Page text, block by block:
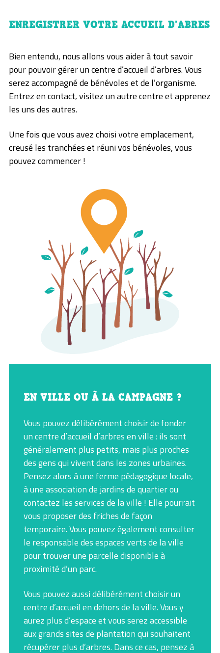
ENREGISTRER VOTRE ACCUEIL D'ABRES
Bien entendu, nous allons vous aider à tout savoir
pour pouvoir gérer un centre d’accueil d’arbres. Vous
serez accompagné de bénévoles et de l’organisme.
Entrez en contact, visitez un autre centre et apprenez
les uns des autres.
Une fois que vous avez choisi votre emplacement,
creusé les tranchées et réuni vos bénévoles, vous
pouvez commencer !
EN VILLE OU À LA CAMPAGNE ?
Vous pouvez délibérément choisir de fonder
un centre d’accueil d’arbres en ville : ils sont
généralement plus petits, mais plus proches
des gens qui vivent dans les zones urbaines.
Pensez alors à une ferme pédagogique locale,
à une association de jardins de quartier ou
contactez les services de la ville ! Elle pourrait
vous proposer des friches de façon
temporaire. Vous pouvez également consulter
le responsable des espaces verts de la ville
pour trouver une parcelle disponible à
proximité d’un parc.
Vous pouvez aussi délibérément choisir un
centre d’accueil en dehors de la ville. Vous y
aurez plus d’espace et vous serez accessible
aux grands sites de plantation qui souhaitent
récupérer plus d’arbres. Dans ce cas, pensez à